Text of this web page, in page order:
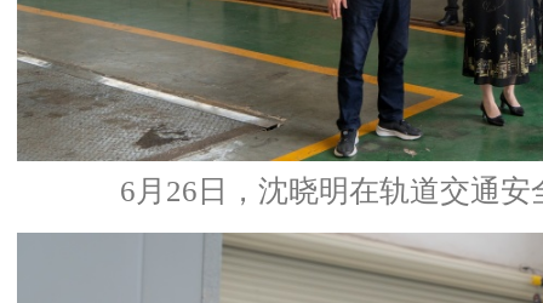
6月26日，沈晓明在轨道交通